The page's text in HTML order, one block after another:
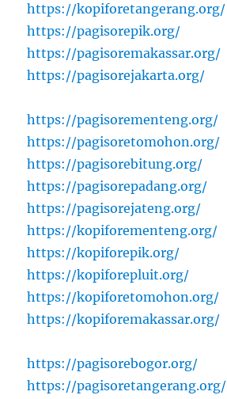
https://kopiforetangerang.org/
https://pagisorepik.org/
https://pagisoremakassar.org/
https://pagisorejakarta.org/
https://pagisorementeng.org/
https://pagisoretomohon.org/
https://pagisorebitung.org/
https://pagisorepadang.org/
https://pagisorejateng.org/
https://kopiforementeng.org/
https://kopiforepik.org/
https://kopiforepluit.org/
https://kopiforetomohon.org/
https://kopiforemakassar.org/
https://pagisorebogor.org/
https://pagisoretangerang.org/